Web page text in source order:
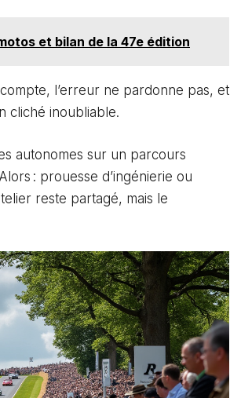
et bilan de la 47e édition
l’erreur ne pardonne pas, et
cliché inoubliable.
autonomes sur un parcours
: prouesse d’ingénierie ou
reste partagé, mais le